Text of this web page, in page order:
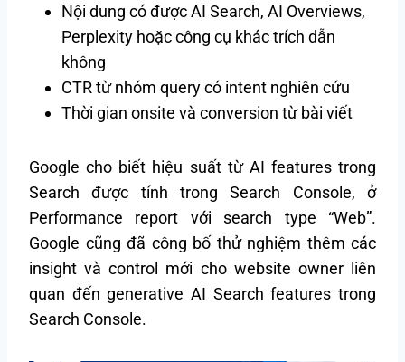
Nội dung có được AI Search, AI Overviews,
Perplexity hoặc công cụ khác trích dẫn
không
CTR từ nhóm query có intent nghiên cứu
Thời gian onsite và conversion từ bài viết
Google cho biết hiệu suất từ AI features trong
Search được tính trong Search Console, ở
Performance report với search type “Web”.
Google cũng đã công bố thử nghiệm thêm các
insight và control mới cho website owner liên
quan đến generative AI Search features trong
Search Console.